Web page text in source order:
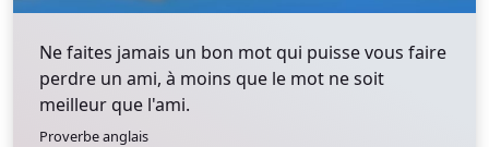
Ne faites jamais un bon mot qui puisse vous faire
perdre un ami, à moins que le mot ne soit
meilleur que l'ami.
Proverbe anglais